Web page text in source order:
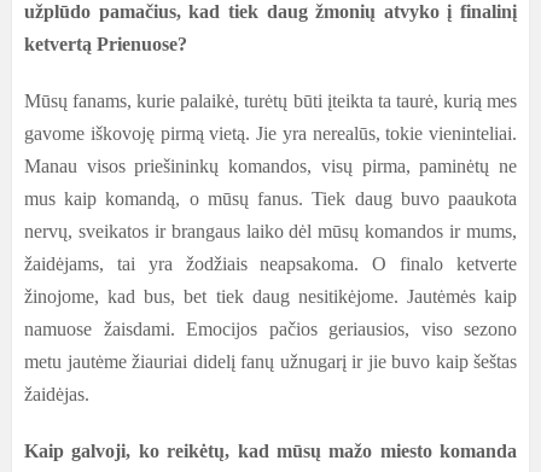
užplūdo pamačius, kad tiek daug žmonių atvyko į finalinį
ketvertą Prienuose?
Mūsų fanams, kurie palaikė, turėtų būti įteikta ta taurė, kurią mes
gavome iškovoję pirmą vietą. Jie yra nerealūs, tokie vieninteliai.
Manau visos priešininkų komandos, visų pirma, paminėtų ne
mus kaip komandą, o mūsų fanus. Tiek daug buvo paaukota
nervų, sveikatos ir brangaus laiko dėl mūsų komandos ir mums,
žaidėjams, tai yra žodžiais neapsakoma. O finalo ketverte
žinojome, kad bus, bet tiek daug nesitikėjome. Jautėmės kaip
namuose žaisdami. Emocijos pačios geriausios, viso sezono
metu jautėme žiauriai didelį fanų užnugarį ir jie buvo kaip šeštas
žaidėjas.
Kaip galvoji, ko reikėtų, kad mūsų mažo miesto komanda